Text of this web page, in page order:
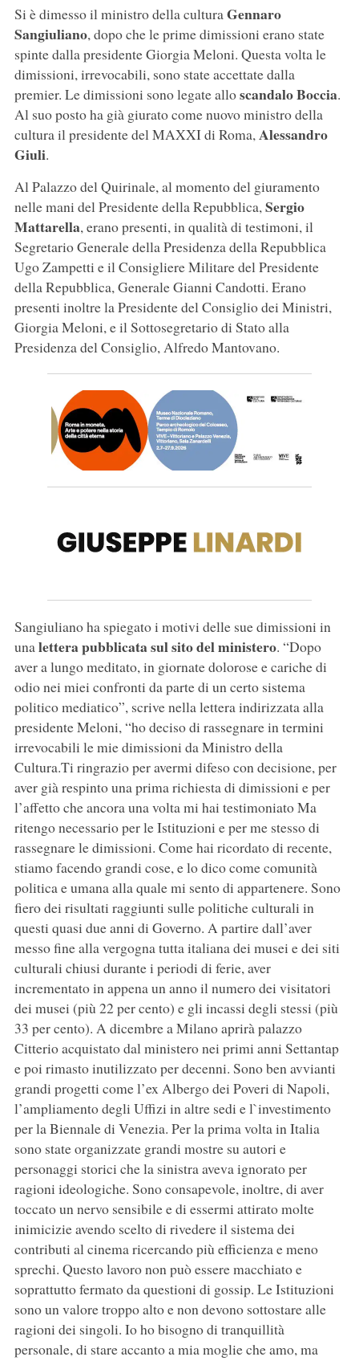
Si è dimesso il ministro della culturaGennaro
Sangiuliano, dopo che le prime dimissioni erano state
spinte dalla presidente Giorgia Meloni. Questa volta le
dimissioni, irrevocabili, sono state accettate dalla
premier. Le dimissioni sono legate alloscandalo Boccia.
Al suo posto ha già giurato come nuovo ministro della
cultura il presidente del MAXXI di Roma,Alessandro
Giuli.
Al Palazzo del Quirinale, al momento del giuramento
nelle mani del Presidente della Repubblica,Sergio
Mattarella, erano presenti, in qualità di testimoni, il
Segretario Generale della Presidenza della Repubblica
Ugo Zampetti e il Consigliere Militare del Presidente
della Repubblica, Generale Gianni Candotti. Erano
presenti inoltre la Presidente del Consiglio dei Ministri,
Giorgia Meloni, e il Sottosegretario di Stato alla
Presidenza del Consiglio, Alfredo Mantovano.
Sangiuliano ha spiegato i motivi delle sue dimissioni in
unalettera pubblicata sul sito del ministero. “Dopo
aver a lungo meditato, in giornate dolorose e cariche di
odio nei miei confronti da parte di un certo sistema
politico mediatico”, scrive nella lettera indirizzata alla
presidente Meloni, “ho deciso di rassegnare in termini
irrevocabili le mie dimissioni da Ministro della
Cultura.Ti ringrazio per avermi difeso con decisione, per
aver già respinto una prima richiesta di dimissioni e per
l’affetto che ancora una volta mi hai testimoniato Ma
ritengo necessario per le Istituzioni e per me stesso di
rassegnare le dimissioni. Come hai ricordato di recente,
stiamo facendo grandi cose, e lo dico come comunità
politica e umana alla quale mi sento di appartenere. Sono
fiero dei risultati raggiunti sulle politiche culturali in
questi quasi due anni di Governo. A partire dall’aver
messo fine alla vergogna tutta italiana dei musei e dei siti
culturali chiusi durante i periodi di ferie, aver
incrementato in appena un anno il numero dei visitatori
dei musei (più 22 per cento) e gli incassi degli stessi (più
33 per cento). A dicembre a Milano aprirà palazzo
Citterio acquistato dal ministero nei primi anni Settantap
e poi rimasto inutilizzato per decenni. Sono ben avvianti
grandi progetti come l’ex Albergo dei Poveri di Napoli,
l’ampliamento degli Uffizi in altre sedi e l`investimento
per la Biennale di Venezia. Per la prima volta in Italia
sono state organizzate grandi mostre su autori e
personaggi storici che la sinistra aveva ignorato per
ragioni ideologiche. Sono consapevole, inoltre, di aver
toccato un nervo sensibile e di essermi attirato molte
inimicizie avendo scelto di rivedere il sistema dei
contributi al cinema ricercando più efficienza e meno
sprechi. Questo lavoro non può essere macchiato e
soprattutto fermato da questioni di gossip. Le Istituzioni
sono un valore troppo alto e non devono sottostare alle
ragioni dei singoli. Io ho bisogno di tranquillità
personale, di stare accanto a mia moglie che amo, ma